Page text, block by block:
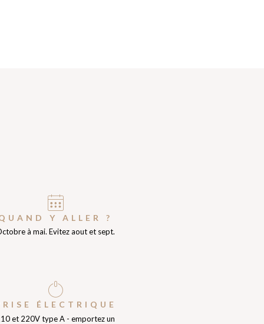
Y ALLER ?
à mai. Evitez aout et sept.
ÉLECTRIQUE
et 220V type A - emportez un